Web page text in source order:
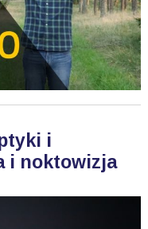
i
i noktowizja